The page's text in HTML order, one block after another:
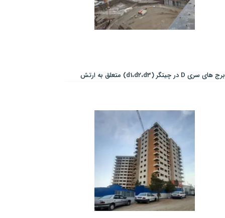
برج های سری D در چیتگر (d1،d2،d3) متعلق به ارتش